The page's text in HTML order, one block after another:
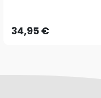
34,95 €AJOUTER AU PANIER